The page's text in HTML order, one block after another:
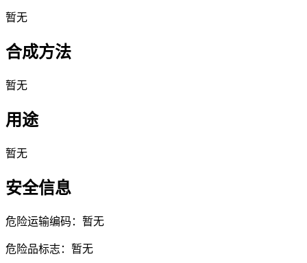
暂无
合成方法
暂无
用途
暂无
安全信息
危险运输编码：暂无
危险品标志：暂无